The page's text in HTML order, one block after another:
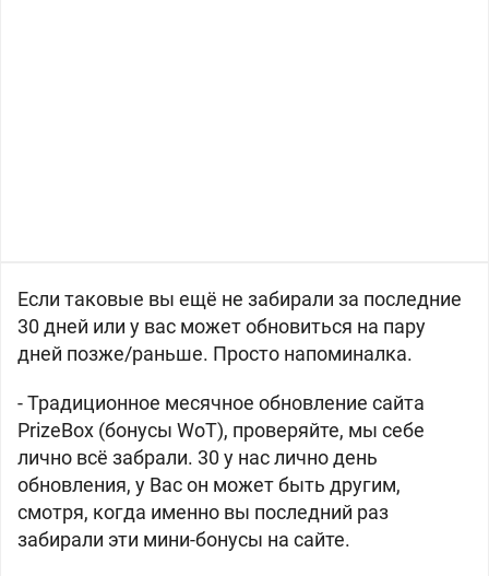
Если таковые вы ещё не забирали за последние
30 дней или у вас может обновиться на пару
дней позже/раньше. Просто напоминалка.
- Традиционное месячное обновление сайта
PrizeBox (бонусы WoT), проверяйте, мы себе
лично всё забрали. 30 у нас лично день
обновления, у Вас он может быть другим,
смотря, когда именно вы последний раз
забирали эти мини-бонусы на сайте.